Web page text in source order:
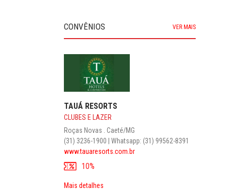
CONVÊNIOS VER MAIS
TAUÁ RESORTS
CLUBES E LAZER
Roças Novas . Caeté/MG
(31) 3236-1900 | Whatsapp: (31) 99562-8391
www.tauaresorts.com.br
10%
Mais detalhes